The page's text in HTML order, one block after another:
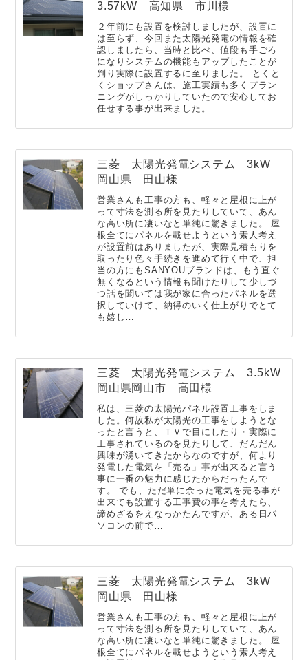
3.57kW 高知県 市川様
２年前にも設置を検討しましたが、設置に
は至らず、今回また太陽光発電の情報を確
認しましたら、当時と比べ、値段も手ごろ
になりシステムの機能もアップしたことが
判り実際に設置するに至りました。 とくと
くショップさんは、施工実績も多くプラン
ニングがしっかりしていたので安心してお
任せする事が出来ました。 …
三菱 太陽光発電システム 3kW
岡山県 田山様
営業さんも工事の方も、軽々と屋根に上が
って寸法を測る所を見たりしていて、あん
な高い所に凄いなと単純に驚きました。 屋
根全てにパネルを載せようという素人考え
が設置前はありましたが、実際見積もりを
取ったり色々手続きを進めて行く中で、担
当の方にもSANYOUブランドは、もう直ぐ
無くなるという情報も聞けたりして少しづ
つ話を聞いては我が家に合ったパネルを選
択していけて、納得のいく仕上がりでとて
も嬉し…
三菱 太陽光発電システム 3.5kW
岡山県岡山市 高田様
私は、三菱の太陽光パネル設置工事をしま
した。何故私が太陽光の工事をしようとな
ったと言うと、ＴＶで目にしたり・実際に
工事されているのを見たりして、だんだん
興味が湧いてきたからなのですが、何より
発電した電気を「売る」事が出来ると言う
事に一番の魅力に感じたからだったんで
す。 でも、ただ単に余った電気を売る事が
出来ても設置する工事費の事を考えたら、
諦めざるをえなっかたんですが、ある日パ
ソコンの前で…
三菱 太陽光発電システム 3kW
岡山県 田山様
営業さんも工事の方も、軽々と屋根に上が
って寸法を測る所を見たりしていて、あん
な高い所に凄いなと単純に驚きました。 屋
根全てにパネルを載せようという素人考え